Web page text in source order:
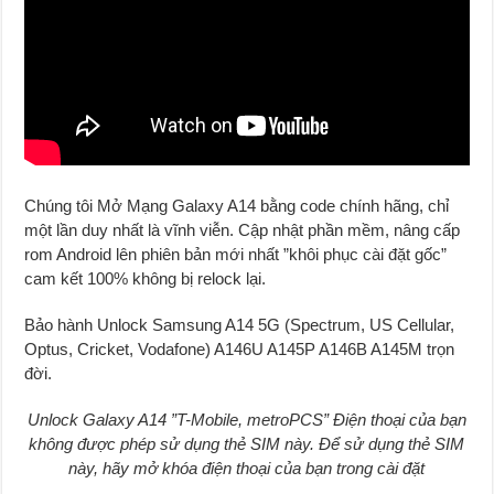
Chúng tôi Mở Mạng Galaxy A14 bằng code chính hãng, chỉ
một lần duy nhất là vĩnh viễn. Cập nhật phần mềm, nâng cấp
rom Android lên phiên bản mới nhất ”khôi phục cài đặt gốc”
cam kết 100% không bị relock lại.
Bảo hành Unlock Samsung A14 5G (Spectrum, US Cellular,
Optus, Cricket, Vodafone) A146U A145P A146B A145M trọn
đời.
Unlock Galaxy A14 ”T-Mobile, metroPCS” Điện thoại của bạn
không được phép sử dụng thẻ SIM này. Để sử dụng thẻ SIM
này, hãy mở khóa điện thoại của bạn trong cài đặt